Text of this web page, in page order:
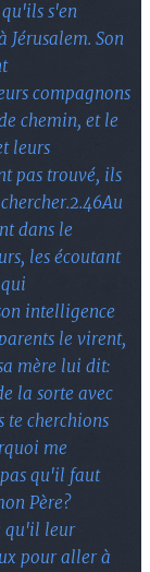
s'en
Jérusalem. Son
compagnons
chemin, et le
leurs
pas trouvé, ils
dans le
les écoutant
intelligence
le virent,
mère lui dit:
la sorte avec
te cherchions
me
qu'il faut
Père?
qu'il leur
pour aller à